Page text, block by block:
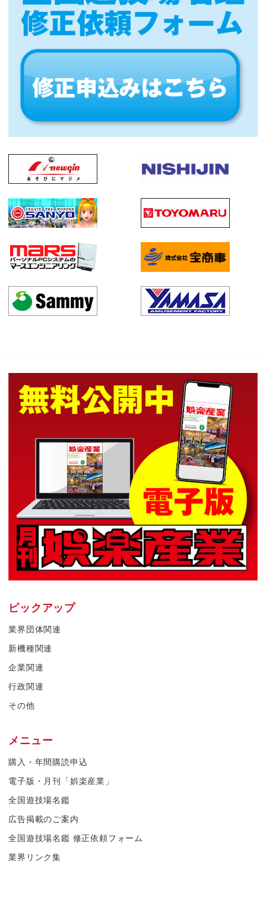
ピックアップ
業界団体関連
新機種関連
企業関連
行政関連
その他
メニュー
購入・年間購読申込
電子版・月刊「娯楽産業」
全国遊技場名鑑
広告掲載のご案内
全国遊技場名鑑 修正依頼フォーム
業界リンク集